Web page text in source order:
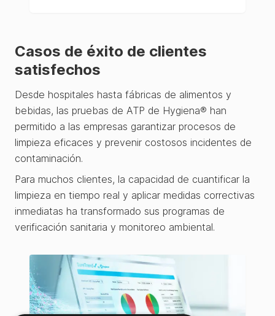
Casos de éxito de clientes
satisfechos
Desde hospitales hasta fábricas de alimentos y
bebidas, las pruebas de ATP de Hygiena® han
permitido a las empresas garantizar procesos de
limpieza eficaces y prevenir costosos incidentes de
contaminación.
Para muchos clientes, la capacidad de cuantificar la
limpieza en tiempo real y aplicar medidas correctivas
inmediatas ha transformado sus programas de
verificación sanitaria y monitoreo ambiental.